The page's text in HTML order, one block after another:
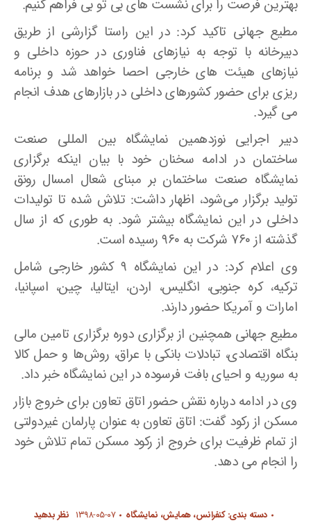
بهترین فرصت را برای نشست های بی تو بی فراهم کنیم.
مطیع جهانی تاکید کرد: در این راستا گزارشی از طریق
دبیرخانه با توجه به نیازهای فناوری در حوزه داخلی و
نیازهای هیئت های خارجی احصا خواهد شد و برنامه
ریزی برای حضور کشورهای داخلی در بازارهای هدف انجام
می گیرد.
دبیر اجرایی نوزدهمین نمایشگاه بین المللی صنعت
ساختمان در ادامه سخنان خود با بیان اینکه برگزاری
نمایشگاه صنعت ساختمان بر مبنای شعال امسال رونق
تولید برگزار می‌شود، اظهار داشت: تلاش شده تا تولیدات
داخلی در این نمایشگاه بیشتر شود. به طوری که از سال
گذشته از ۷۶۰ شرکت به ۹۶۰ رسیده است.
وی اعلام کرد: در این نمایشگاه ۹ کشور خارجی شامل
ترکیه، کره جنوبی، انگلیس، اردن، ایتالیا، چین، اسپانیا،
امارات و آمریکا حضور دارند.
مطیع جهانی همچنین از برگزاری دوره برگزاری تامین مالی
بنگاه اقتصادی، تبادلات بانکی با عراق، روش‌ها و حمل کالا
به سوریه و احیای بافت فرسوده در این نمایشگاه خبر داد.
وی در ادامه درباره نقش حضور اتاق تعاون برای خروج بازار
مسکن از رکود گفت: اتاق تعاون به عنوان پارلمان غیردولتی
از تمام ظرفیت برای خروج از رکود مسکن تمام تلاش خود
را انجام می ‌دهد.
دسته بندی:کنفرانس، همایش، نمایشگاه ۱۳۹۸-۰۵-۰۷ نظر بدهید